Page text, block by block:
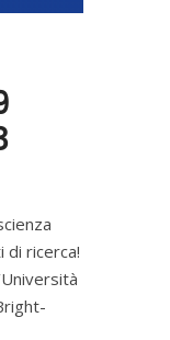
ricerca!